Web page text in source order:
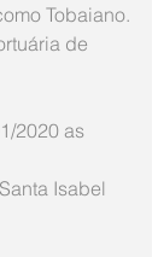
Tobaiano.
de
2020 as
Isabel